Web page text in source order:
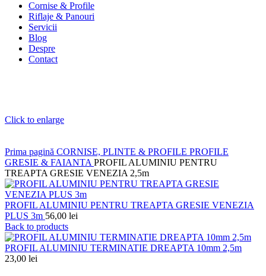
Cornise & Profile
Riflaje & Panouri
Servicii
Blog
Despre
Contact
Click to enlarge
Prima pagină CORNISE, PLINTE & PROFILE PROFILE
GRESIE & FAIANTA PROFIL ALUMINIU PENTRU
TREAPTA GRESIE VENEZIA 2,5m
PROFIL ALUMINIU PENTRU TREAPTA GRESIE VENEZIA
PLUS 3m 56,00 lei
Back to products
PROFIL ALUMINIU TERMINATIE DREAPTA 10mm 2,5m
23,00 lei